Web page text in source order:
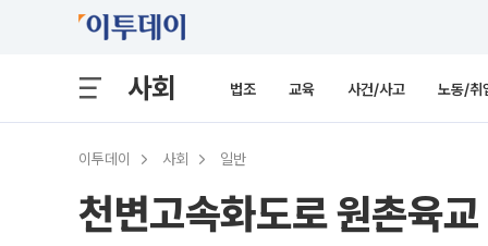
사회 법조 교육 사건/사고 노동/취
이투데이 사회 일반
천변고속화도로 원촌육